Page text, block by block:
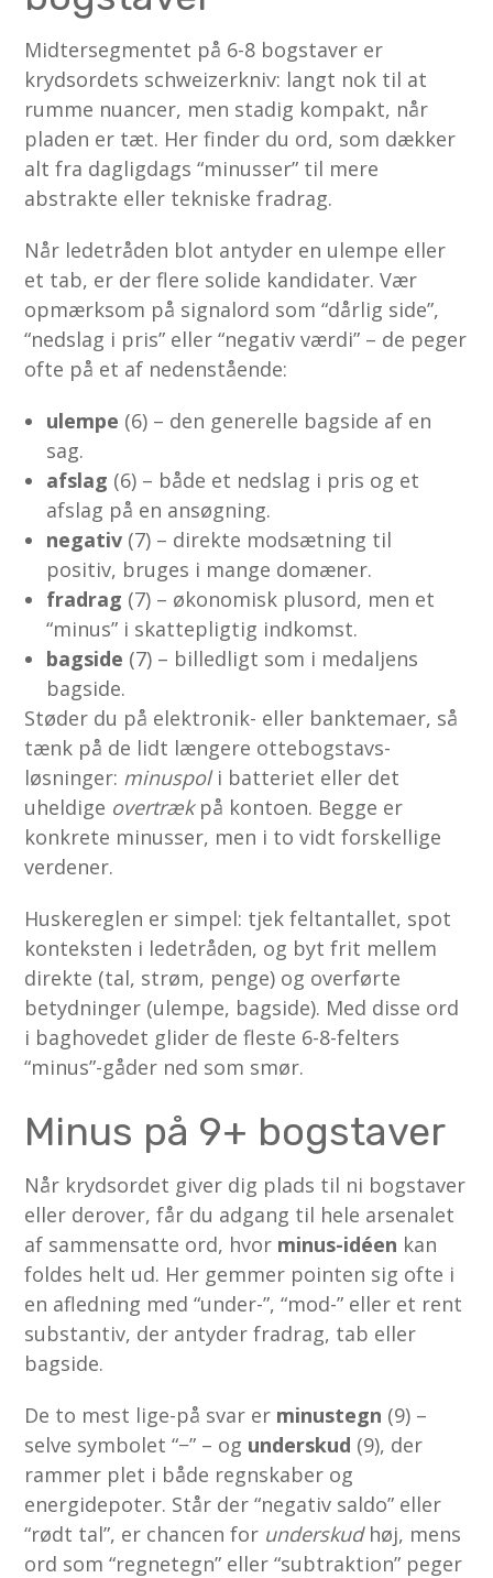
Midtersegmentet på 6-8 bogstaver er
krydsordets schweizerkniv: langt nok til at
rumme nuancer, men stadig kompakt, når
pladen er tæt. Her finder du ord, som dækker
alt fra dagligdags “minusser” til mere
abstrakte eller tekniske fradrag.
Når ledetråden blot antyder en ulempe eller
et tab, er der flere solide kandidater. Vær
opmærksom på signalord som “dårlig side”,
“nedslag i pris” eller “negativ værdi” – de peger
ofte på et af nedenstående:
ulempe (6) – den generelle bagside af en
sag.
afslag (6) – både et nedslag i pris og et
afslag på en ansøgning.
negativ (7) – direkte modsætning til
positiv, bruges i mange domæner.
fradrag (7) – økonomisk plusord, men et
“minus” i skattepligtig indkomst.
bagside (7) – billedligt som i medaljens
bagside.
Støder du på elektronik- eller banktemaer, så
tænk på de lidt længere ottebogstavs-
løsninger: minuspoli batteriet eller det
uheldige overtrækpå kontoen. Begge er
konkrete minusser, men i to vidt forskellige
verdener.
Huske­reglen er simpel: tjek feltantallet, spot
konteksten i ledetråden, og byt frit mellem
direkte (tal, strøm, penge) og overførte
betydninger (ulempe, bagside). Med disse ord
i baghovedet glider de fleste 6-8-felters
“minus”-gåder ned som smør.
Minus på 9+ bogstaver
Når krydsordet giver dig plads til ni bogstaver
eller derover, får du adgang til hele arsenalet
af sammensatte ord, hvor minus-idéen kan
foldes helt ud. Her gemmer pointen sig ofte i
en afledning med “under-”, “mod-” eller et rent
substantiv, der antyder fradrag, tab eller
bagside.
De to mest lige-på svar er minustegn (9) –
selve symbolet “−” – og underskud (9), der
rammer plet i både regnskaber og
energidepoter. Står der “negativ saldo” eller
“rødt tal”, er chancen for underskudhøj, mens
ord som “regnetegn” eller “subtraktion” peger